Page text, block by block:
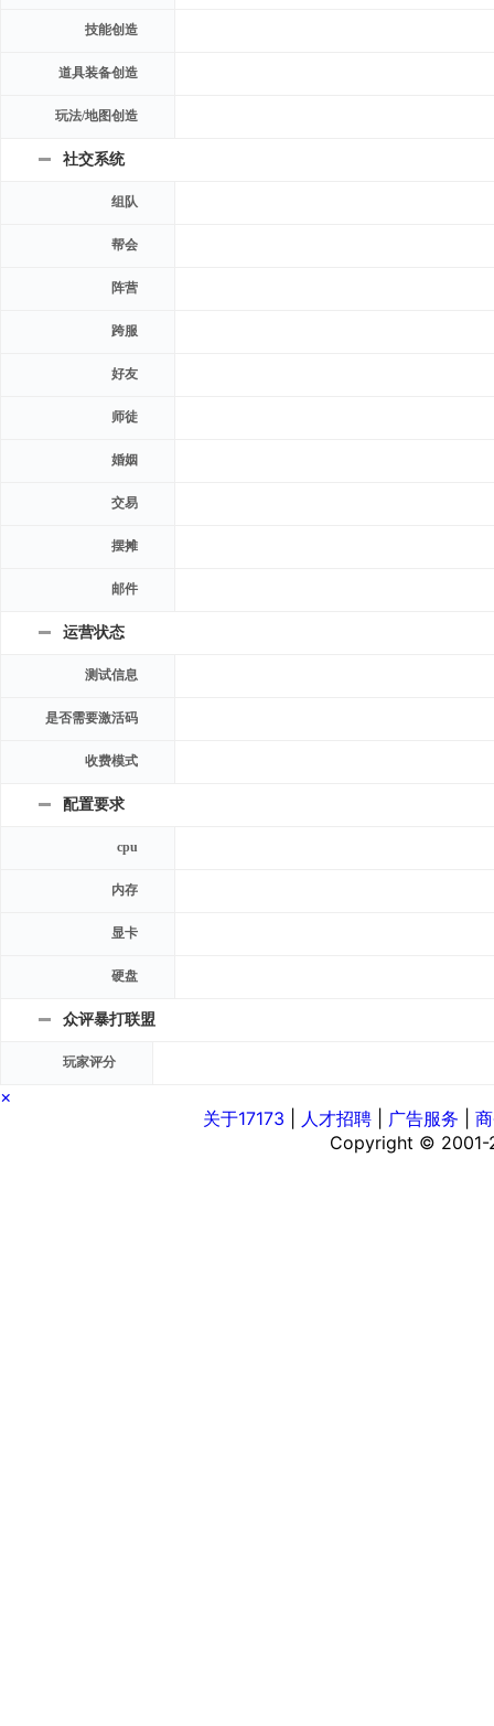
技能创造
道具装备创造
玩法/地图创造
社交系统
组队
帮会
阵营
跨服
好友
师徒
婚姻
交易
摆摊
邮件
运营状态
测试信息
是否需要激活码
收费模式
配置要求
cpu
内存
显卡
硬盘
众评暴打联盟
玩家评分
×
关于17173
人才招聘 广告服务 |
Copyright © 2001-